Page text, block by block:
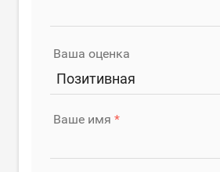
Ваша оценка
Ваше имя